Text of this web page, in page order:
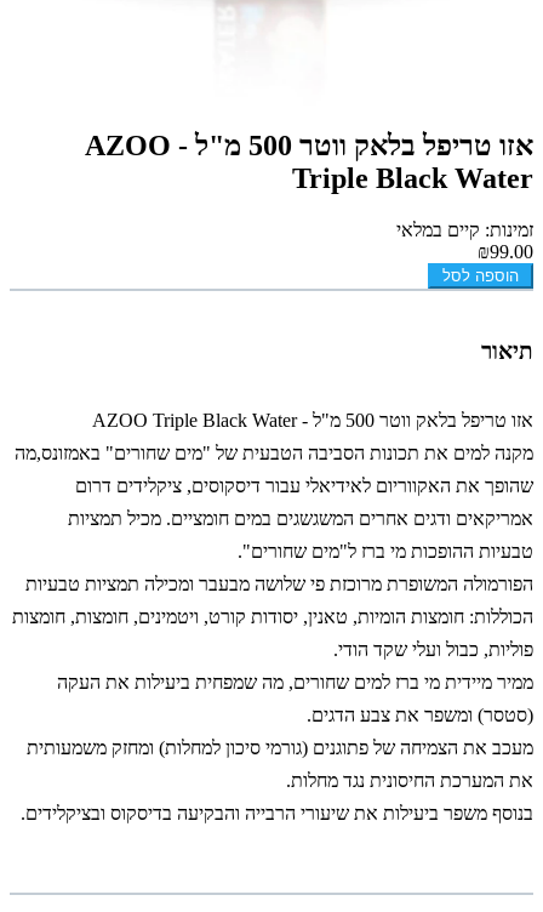
אזו טריפל בלאק ווטר 500 מ"ל - AZOO
Triple Black Water
זמינות: קיים במלאי
₪99.00
הוספה לסל
תיאור
אזו טריפל בלאק ווטר 500 מ"ל - AZOO Triple Black Water
מקנה למים את תכונות הסביבה הטבעית של "מים שחורים" באמזונס,מה
שהופך את האקווריום לאידיאלי עבור דיסקוסים, ציקלידים דרום
אמריקאים ודגים אחרים המשגשגים במים חומציים. מכיל תמציות
טבעיות ההופכות מי ברז ל"מים שחורים".
הפורמולה המשופרת מרוכזת פי שלושה מבעבר ומכילה תמציות טבעיות
הכוללות: חומצות הומיות, טאנין, יסודות קורט, ויטמינים, חומצות, חומצות
פוליות, כבול ועלי שקד הודי.
ממיר מיידית מי ברז למים שחורים, מה שמפחית ביעילות את העקה
(סטסר) ומשפר את צבע הדגים.
מעכב את הצמיחה של פתוגנים (גורמי סיכון למחלות) ומחזק משמעותית
את המערכת החיסונית נגד מחלות.
בנוסף משפר ביעילות את שיעורי הרבייה והבקיעה בדיסקוס ובציקלידים.